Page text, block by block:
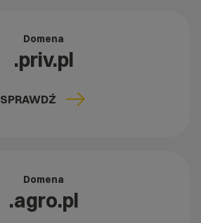
Domena
.priv.pl
SPRAWDŹ
Domena
.agro.pl